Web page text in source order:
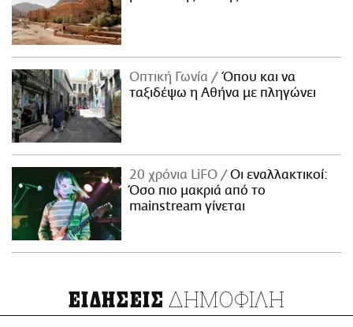
Οπτική Γωνία
Όπου και να
ταξιδέψω η Αθήνα με πληγώνει
20 χρόνια LiFO
Οι εναλλακτικοί:
Όσο πιο μακριά από το
mainstream γίνεται
ΕΙΔΗΣΕΙΣ ΔΗΜΟΦΙΛΗ